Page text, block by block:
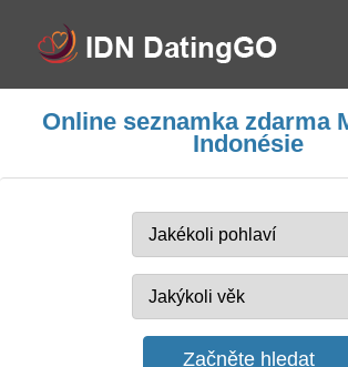
Online seznamka zdarma
Indonésie